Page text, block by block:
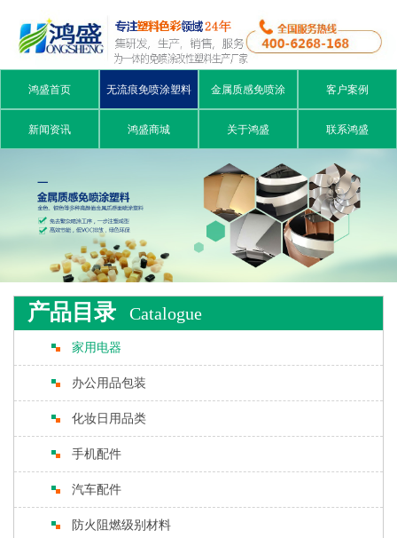
鸿盛首页 无流痕免喷涂塑料 金属质感免喷涂 客户案例
新闻资讯 鸿盛商城 关于鸿盛 联系鸿盛
产品目录 Catalogue
家用电器
办公用品包装
化妆日用品类
手机配件
汽车配件
防火阻燃级别材料